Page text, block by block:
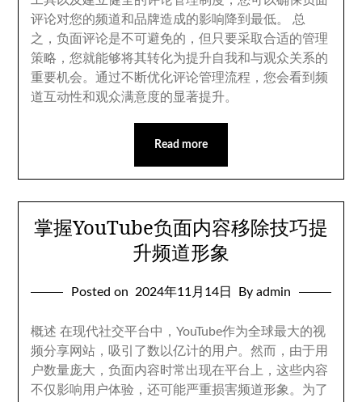
评论对您的频道和品牌造成的影响降到最低。 总
之 ，负面评论是不可避免的 ，但只要采取合适的管理
策略 ，您就能够将其转化为提升自我和与观众关系的
重要机会。通过不断优化评论管理流程 ，您会看到频
道互动性和观众满意度的显著提升。
Read more
掌握YouTube负面内容移除技巧提
升频道形象
Posted on 2024年11月14日 By admin
概述 在现代社交平台中 ，YouTube作为全球最大的视
频分享网站 ， 吸引了数以亿计的用户。然而 ， 由于用
户数量庞大 ，负面内容时常出现在平台上 ，这些内容
不仅影响用户体验 ，还可能严重损害频道形象 。 为了